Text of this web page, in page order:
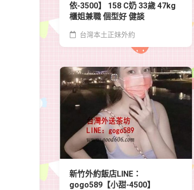
依-3500】 158 C奶 33歲 47kg
櫃姐兼職 個型好 健談
台灣本土正妹外約
新竹外約飯店LINE：
gogo589【小甜-4500】